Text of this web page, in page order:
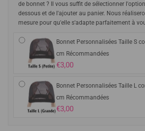
de bonnet ? Il vous suffit de sélectionner
dessous et de l'ajouter au panier. Nous
mesure pour qu'elle s'adapte parfaitement à
Bonnet Personnalisées Taille S
cm Récommandées
€3,00
Bonnet Personnalisées Taille L
cm Récommandées
€3,00